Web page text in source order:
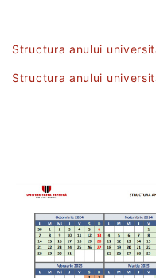
Structura anului
Structura anului